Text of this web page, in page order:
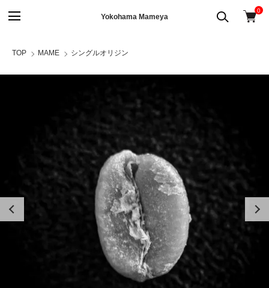
Yokohama Mameya
0
TOP MAME シングルオリジン